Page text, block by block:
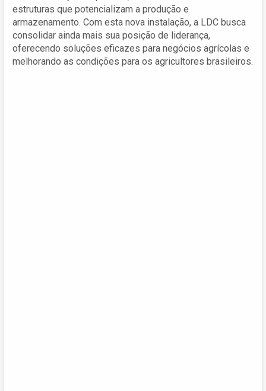
estruturas que potencializam a produção e
armazenamento. Com esta nova instalação, a LDC busca
consolidar ainda mais sua posição de liderança,
oferecendo soluções eficazes para negócios agrícolas e
melhorando as condições para os agricultores brasileiros.